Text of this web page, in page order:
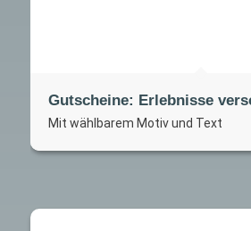
Gutscheine: Erlebnisse
Mit wählbarem Motiv und Text